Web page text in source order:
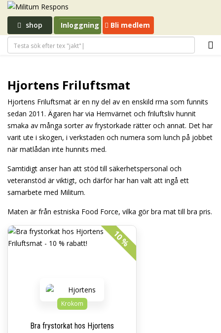
shop Inloggning Bli medlem
Hjortens Friluftsmat
Hjortens Friluftsmat är en ny del av en enskild firma som funnits
sedan 2011. Ägaren har via Hemvärnet och friluftsliv hunnit
smaka av många sorter av frystorkade rätter och annat. Det har
varit ute i skogen, i verkstaden och numera som lunch på jobbet
när matlådan inte hunnits med.
Samtidigt anser han att stöd till säkerhetspersonal och
veteranstöd är viktigt, och därför har han valt att ingå ett
samarbete med Militum.
Maten är från estniska Food Force, vilka gör bra mat till bra pris.
10 %
Krokom
Bra frystorkat hos Hjortens